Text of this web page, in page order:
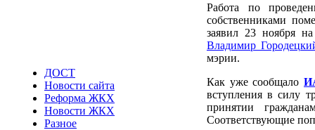
ДОСТ
Новости сайта
Реформа ЖКХ
Новости ЖКХ
Разное
Работа по
собственниками
заявил 23 ноября
Владимир
мэрии.
Как уже сообщало
вступления в силу
принятии
Соответствующие